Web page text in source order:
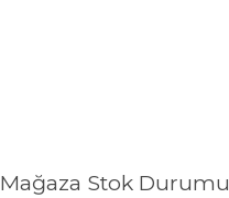
Mağaza Stok Durumu